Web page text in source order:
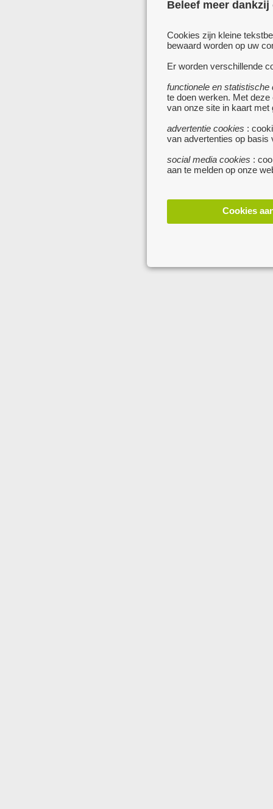
Beleef meer
Cookies zijn kleine
bewaard worden op uw
Er worden verschillende
functionele en statistische
te doen werken. Met
van onze site in kaart met
advertentie cookies :
van advertenties op basis
social media cookies :
aan te melden op onze
Cookies